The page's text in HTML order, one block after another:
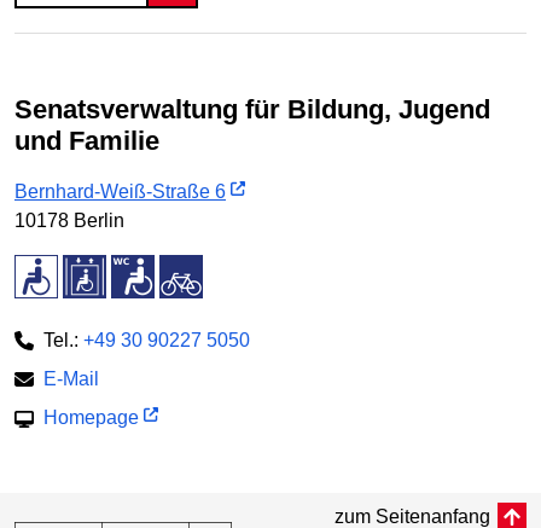
Senatsverwaltung für Bildung, Jugend
und Familie
Bernhard-Weiß-Straße 6
10178 Berlin
Tel.: +49 30 90227 5050
E-Mail
Homepage
zum Seitenanfang